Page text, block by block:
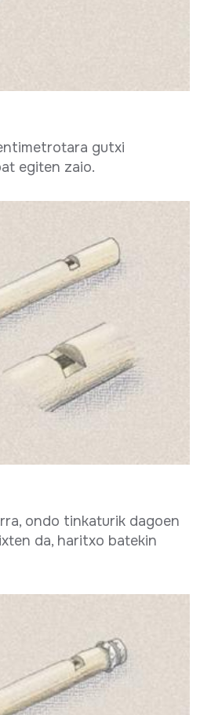
gutxi
egiten zaio.
ondo tinkaturik dagoen
da, haritxo batekin